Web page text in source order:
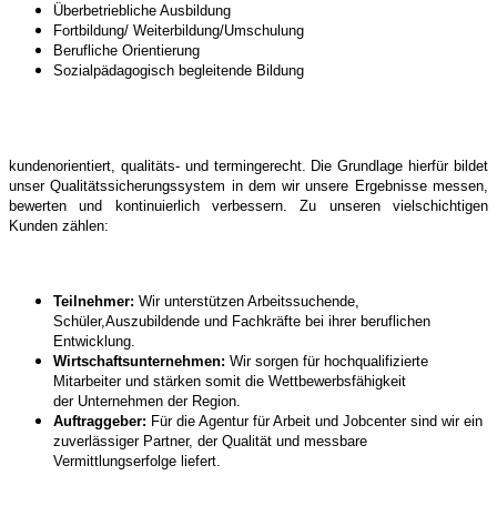
Überbetriebliche Ausbildung
Fortbildung/ Weiterbildung/Umschulung
Berufliche Orientierung
Sozialpädagogisch begleitende Bildung
kundenorientiert, qualitäts- und termingerecht. Die Grundlage hierfür bildet
unserQualitätssicherungssystem in dem wir unsere Ergebnisse messen,
bewerten und kontinuierlich verbessern.Zu unseren vielschichtigen
Kunden zählen:
Teilnehmer: Wir unterstützen Arbeitssuchende,
Schüler,Auszubildende und Fachkräfte bei ihrer beruflichen
Entwicklung.
Wirtschaftsunternehmen: Wir sorgen für hochqualifizierte
Mitarbeiter und stärken somit die Wettbewerbsfähigkeit
der Unternehmen der Region.
Auftraggeber: Für die Agentur für Arbeit und Jobcenter sind wir ein
zuverlässiger Partner, der Qualität und messbare
Vermittlungserfolge liefert.